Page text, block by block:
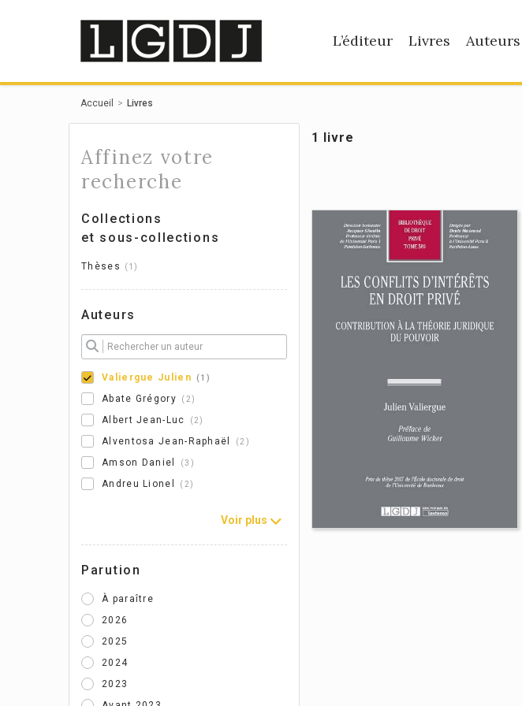
L’éditeur Livres Auteurs
Accueil Livres
Affinez votre
recherche
Collections
et sous-collections
Thèses 1
Auteurs
Valiergue Julien 1
Abate Grégory 2
Albert Jean-Luc 2
Alventosa Jean-Raphaël 2
Amson Daniel 3
Andreu Lionel 2
Voir plus
Parution
À paraître
2026
2025
2024
2023
1 livre